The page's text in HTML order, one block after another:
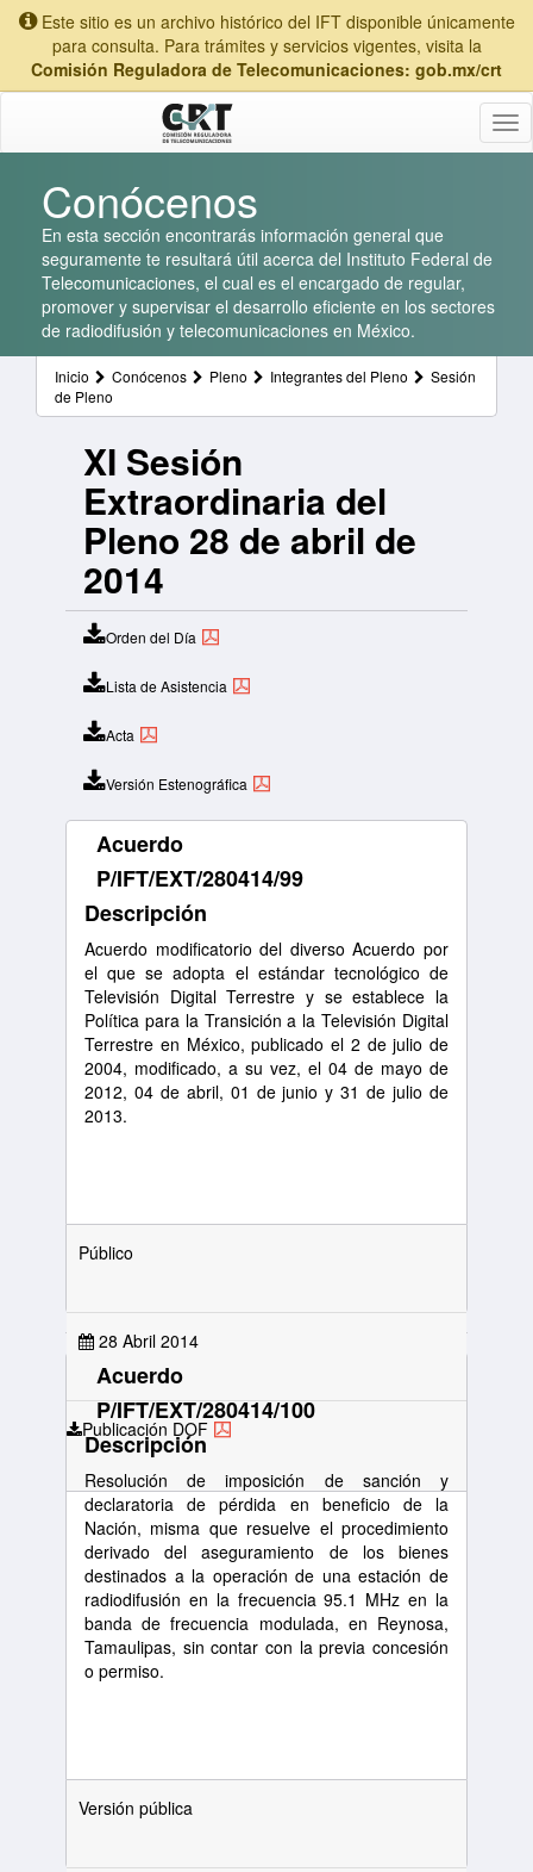
Este sitio es un archivo histórico del IFT disponible únicamente
para consulta. Para trámites y servicios vigentes, visita la
Comisión Reguladora de Telecomunicaciones: gob.mx/crt
Conócenos
En esta sección encontrarás información general que
seguramente te resultará útil acerca del Instituto Federal de
Telecomunicaciones, el cual es el encargado de regular,
promover y supervisar el desarrollo eficiente en los sectores
de radiodifusión y telecomunicaciones en México.
Inicio Conócenos Pleno Integrantes del Pleno
Sesión
de Pleno
XI Sesión
Extraordinaria del
Pleno 28 de abril de
2014
Orden del Día
Lista de Asistencia
Acta
Versión Estenográfica
Acuerdo
P/IFT/EXT/280414/99
Descripción
Acuerdo modificatorio del diverso Acuerdo por
el que se adopta el estándar tecnológico de
Televisión Digital Terrestre y se establece la
Política para la Transición a la Televisión Digital
Terrestre en México, publicado el 2 de julio de
2004, modificado, a su vez, el 04 de mayo de
2012, 04 de abril, 01 de junio y 31 de julio de
2013.
Público
28 Abril 2014
Publicación DOF
Acuerdo
P/IFT/EXT/280414/100
Descripción
Resolución de imposición de sanción y
declaratoria de pérdida en beneficio de la
Nación, misma que resuelve el procedimiento
derivado del aseguramiento de los bienes
destinados a la operación de una estación de
radiodifusión en la frecuencia 95.1 MHz en la
banda de frecuencia modulada, en Reynosa,
Tamaulipas, sin contar con la previa concesión
o permiso.
Versión pública